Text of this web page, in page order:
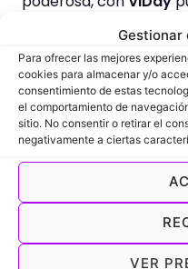
Gestionar
Para ofrecer las mejores
cookies para almacenar y/o
consentimiento de estas
el comportamiento de
sitio. No consentir o retirar el
negativamente a ciertas
VER
Colocar unbotón
dentro de la app de
enlaces. Sin tener que
después de la cita.
Esto te ayudará a:
los clientes dejen
sin salir de la app